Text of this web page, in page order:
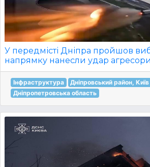
У передмісті Дніпра пройшов
напрямку нанесли удар
Інфраструктура
Дніпровський район, Київ
Дніпропетровська область